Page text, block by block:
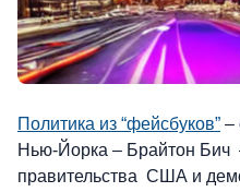
Политика из “фейсбуков” –
Нью-Йорка – Брайтон Бич
правительства США и